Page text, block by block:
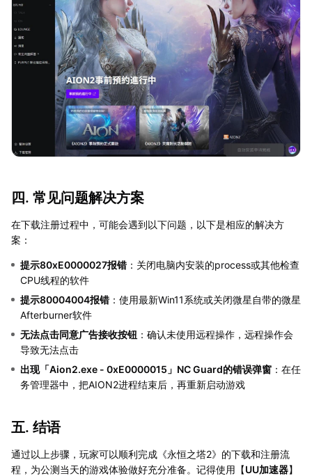
四. 常见问题解决方案
在下载注册过程中，可能会遇到以下问题，以下是相应的解决方
案：
提示80xE0000027报错 ：关闭电脑内安装的process或其他检查
CPU线程的软件
提示80004004报错 ：使用最新Win11系统或关闭微星自带的微星
Afterburner软件
无法点击同意广告接收按钮 ：确认未使用远程操作，远程操作会
导致无法点击
出现「Aion2.exe - 0xE0000015」NC Guard的错误弹窗 ：在任
务管理器中，把AION2进程结束后，再重新启动游戏
五. 结语
通过以上步骤，玩家可以顺利完成《永恒之塔2》的下载和注册流
程，为公测当天的游戏体验做好充分准备。记得使用【UU加速器】